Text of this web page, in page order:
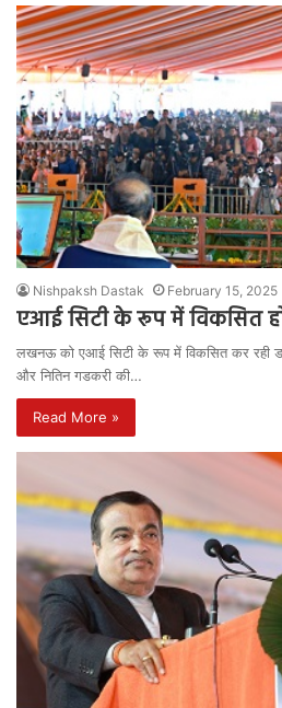
Nishpaksh Dastak February 15, 2025
एआई सिटी के रूप में विकसित
लखनऊ को एआई सिटी के रूप में विकसित कर रही
और नितिन गडकरी की…
Read More »